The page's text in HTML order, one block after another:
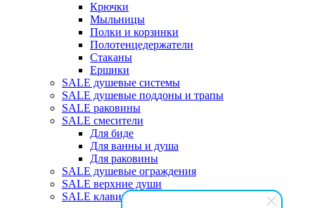
Крючки
Мыльницы
Полки и корзинки
Полотенцедержатели
Стаканы
Ершики
SALE душевые системы
SALE душевые поддоны и трапы
SALE раковины
SALE смесители
Для биде
Для ванны и душа
Для раковины
SALE душевые ограждения
SALE верхние души
SALE клавиши